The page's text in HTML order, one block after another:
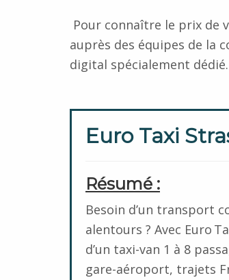
Pour connaître le prix de
auprès des équipes de la
digital spécialement
Euro Taxi
Résumé :
Besoin d’un transport
alentours ? Avec Euro
d’un taxi-van 1 à 8
gare-aéroport, trajets